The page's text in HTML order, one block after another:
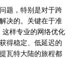
题，特别是对于跨
决的。关键在于准
这样专业的网络优化
得稳定、低延迟的
瓦特大陆的旅程都